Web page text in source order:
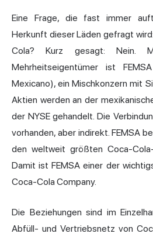
Eine Frage, die fast immer
Herkunft dieser Läden gefragt
Cola? Kurz gesagt: Nein.
Mehrheitseigentümer ist
Mexicano), ein Mischkonzern mit
Aktien werden an der
der NYSE gehandelt. Die
vorhanden, aber indirekt. FEMSA
den weltweit größten Coca-
Damit ist FEMSA einer der
Coca-Cola Company.
Die Beziehungen sind im
Abfüll- und Vertriebsnetz von